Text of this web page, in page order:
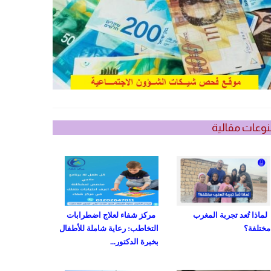
مقالية
مركز شفاء لعلاج اضطرابات
التخاطب: رعاية شاملة للأطفال
بخبرة الدكتور...
لماذا تُعد تجربة المغرب
مختلفة؟